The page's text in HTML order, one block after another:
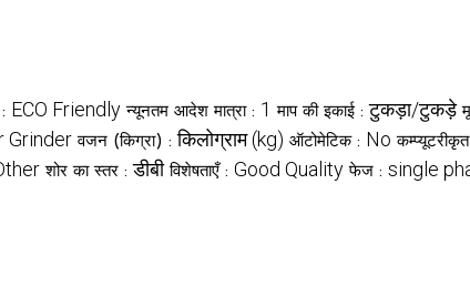
ECO Friendly न्यूनतम आदेश मात्रा : 1 माप की इकाई : टुकड़ा/टुकड़े
Grinder वजन (किग्रा) : किलोग्राम (kg) ऑटोमेटिक : No
शोर का स्तर : डीबी विशेषताएँ : Good Quality फेज : single